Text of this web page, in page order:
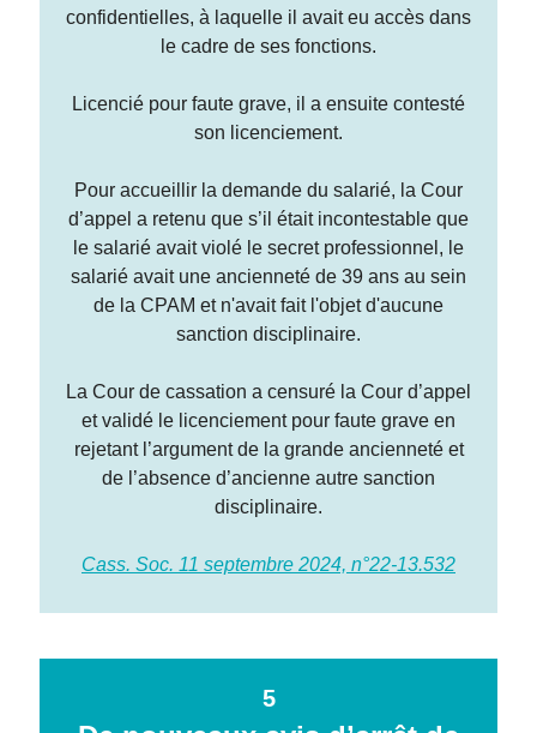
confidentielles, à laquelle il avait eu accès dans
le cadre de ses fonctions.
Licencié pour faute grave, il a ensuite contesté
son licenciement.
Pour accueillir la demande du salarié, la Cour
d’appel a retenu que s’il était incontestable que
le salarié avait violé le secret professionnel, le
salarié avait une ancienneté de 39 ans au sein
de la CPAM et n'avait fait l'objet d'aucune
sanction disciplinaire.
La Cour de cassation a censuré la Cour d’appel
et validé le licenciement pour faute grave en
rejetant l’argument de la grande ancienneté et
de l’absence d’ancienne autre sanction
disciplinaire.
Cass. Soc. 11 septembre 2024, n°22-13.532
5